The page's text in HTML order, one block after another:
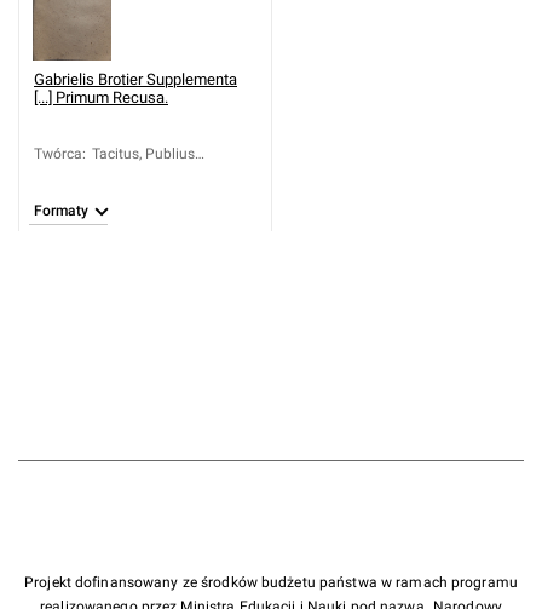
Gabrielis Brotier Supplementa
[...] Primum Recusa.
Twórca: Tacitus, Publius
1789)
Formaty
Projekt dofinansowany ze środków budżetu państwa w ramach programu